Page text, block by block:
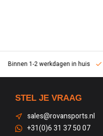
Binnen 1-2 werkdagen in huis
STEL JE VRAAG
sales@rovansports.nl
+31(0)6 31 37 50 07